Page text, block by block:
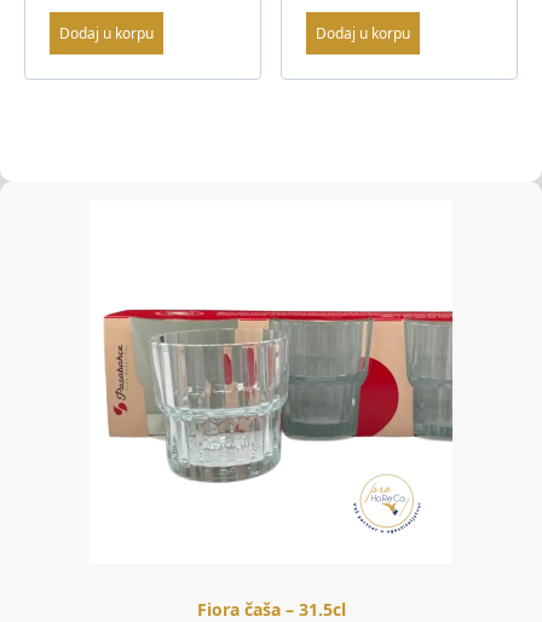
Dodaj u korpu Dodaj u korpu
Fiora čaša – 31.5cl